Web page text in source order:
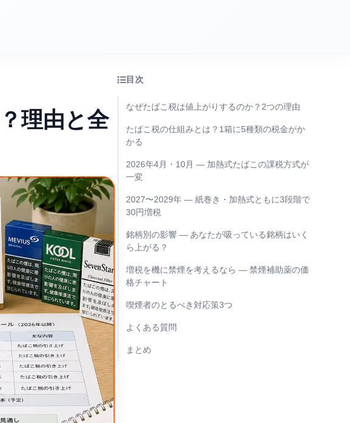
理由と全
目次
なぜたばこ税は値上がりするのか？2つの理由
たばこ税の仕組みとは？1箱に5種類の税金がか
かる
2026年4月・10月 — 加熱式たばこの課税方式が
一変
2027〜2029年 — 紙巻き・加熱式ともに3段階で
30円増税
銘柄別の影響 — あなたが吸っている銘柄はいく
ら上がる？
増税を機に禁煙を考えるなら — 禁煙補助薬の価
格チャート
喫煙者のとるべき対応策3つ
よくある質問
まとめ